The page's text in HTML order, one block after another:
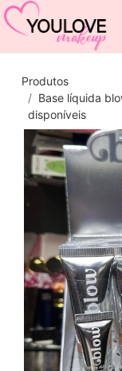
Produtos
Base líquida
disponíveis